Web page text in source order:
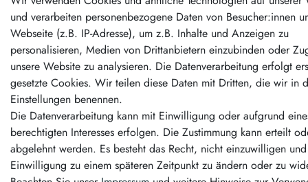
und verarbeiten personenbezogene Daten von Besucher:innen
Webseite (z.B. IP-Adresse), um z.B. Inhalte und Anzeigen zu
personalisieren, Medien von Drittanbietern einzubinden oder
unsere Website zu analysieren. Die Datenverarbeitung erfolgt
gesetzte Cookies. Wir teilen diese Daten mit Dritten, die wir in
Einstellungen benennen.
Die Datenverarbeitung kann mit Einwilligung oder aufgrund
berechtigten Interesses erfolgen. Die Zustimmung kann erteilt
abgelehnt werden. Es besteht das Recht, nicht einzuwilligen
Einwilligung zu einem späteren Zeitpunkt zu ändern oder zu